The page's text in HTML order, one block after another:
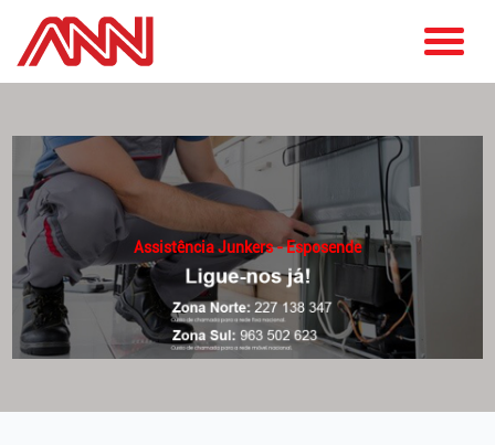
Assistência Junkers - Esposende